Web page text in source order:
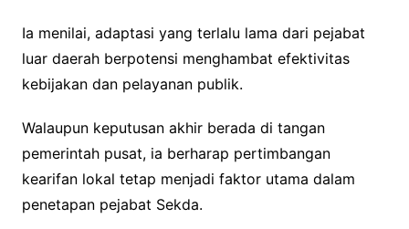
Ia menilai, adaptasi yang terlalu lama dari pejabat
luar daerah berpotensi menghambat efektivitas
kebijakan dan pelayanan publik.
Walaupun keputusan akhir berada di tangan
pemerintah pusat, ia berharap pertimbangan
kearifan lokal tetap menjadi faktor utama dalam
penetapan pejabat Sekda.